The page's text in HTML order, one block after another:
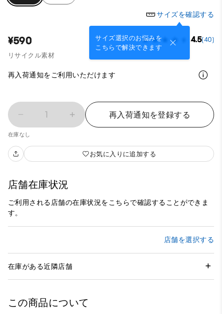
サイズを確認する
サイズ選択のお悩みを
こちらで解決できます
¥590 4.5(40)
リサイクル素材
再入荷通知をご利用いただけます
1 再入荷通知を登録する
在庫なし
お気に入りに追加する
店舗在庫状況
ご利用される店舗の在庫状況をこちらで確認することができま
す。
店舗を選択する
在庫がある近隣店舗
この商品について